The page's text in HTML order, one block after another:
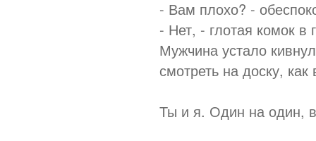
- Вам плохо? -
- Нет, - глотая комок
Мужчина устало
смотреть на доску,
Ты и я. Один на один,